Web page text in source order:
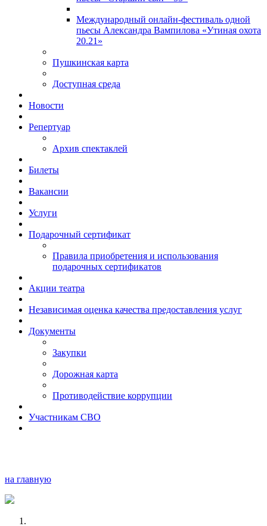
Международный онлайн-фестиваль одной
пьесы Александра Вампилова «Утиная охота
20.21»
Пушкинская карта
Доступная среда
Новости
Репертуар
Архив спектаклей
Билеты
Вакансии
Услуги
Подарочный сертификат
Правила приобретения и использования
подарочных сертификатов
Акции театра
Независимая оценка качества предоставления услуг
Документы
Закупки
Дорожная карта
Противодействие коррупции
Участникам СВО
на главную